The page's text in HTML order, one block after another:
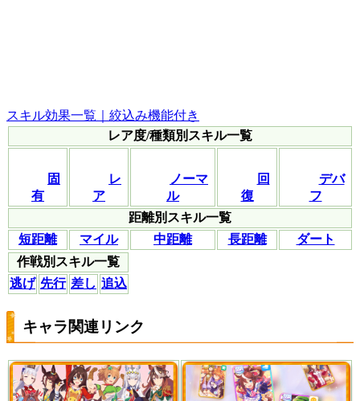
スキル効果一覧｜絞込み機能付き
レア度/種類別スキル一覧
固
有
レ
ア
ノーマ
ル
回
復
デバ
フ
距離別スキル一覧
短距離
マイル 中距離 長距離
ダート
作戦別スキル一覧
逃げ 先行 差し 追込
キャラ関連リンク